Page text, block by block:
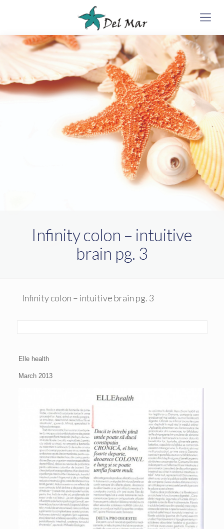
Infinity colon – intuitive
brain pg. 3
Infinity colon – intuitive brain pg. 3
Elle health
March 2013